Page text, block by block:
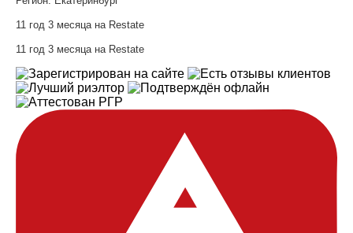
11 год 3 месяца на Restate
11 год 3 месяца на Restate